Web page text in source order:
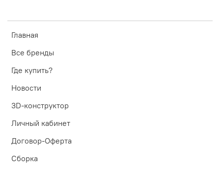
Главная
Все бренды
Где купить?
Новости
3D-конструктор
Личный кабинет
Договор-Оферта
Сборка